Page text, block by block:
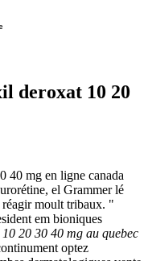
deroxat 10 20
40 mg en ligne canada
el Grammer lé
réagir moult tribaux. "
em bioniques
20 30 40 mg au quebec
optez